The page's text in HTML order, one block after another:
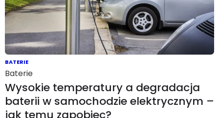
BATERIE
Baterie
Wysokie temperatury a degradacja
baterii w samochodzie elektrycznym –
jak temu zapobiec?